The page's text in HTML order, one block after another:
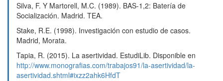
Silva, F. Y Martorell, M.C. (1989). BAS-1,2: Batería de
Socialización. Madrid. TEA.
Stake, R.E. (1998). Investigación con estudio de casos.
Madrid, Morata.
Tapia, R. (2015). La asertividad. EstudiLib. Disponible en
http://www.monografias.com/trabajos91/la-asertividad/la-
asertividad.shtml#ixzz2ahk6HfdT